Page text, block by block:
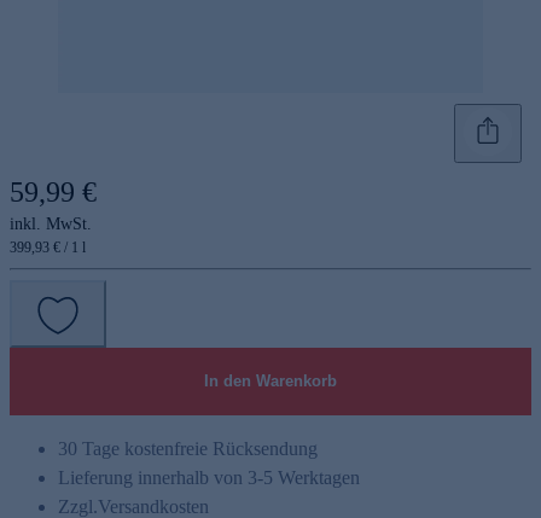
59,99 €
inkl. MwSt.
399,93 € / 1 l
In den Warenkorb
30 Tage kostenfreie Rücksendung
Lieferung innerhalb von 3-5 Werktagen
Zzgl.Versandkosten